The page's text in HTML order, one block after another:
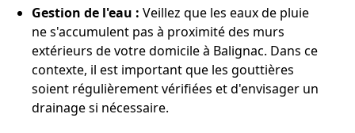
Gestion de l'eau : Veillez que les eaux de pluie
ne s'accumulent pas à proximité des murs
extérieurs de votre domicile à Balignac. Dans ce
contexte, il est important que les gouttières
soient régulièrement vérifiées et d'envisager un
drainage si nécessaire.